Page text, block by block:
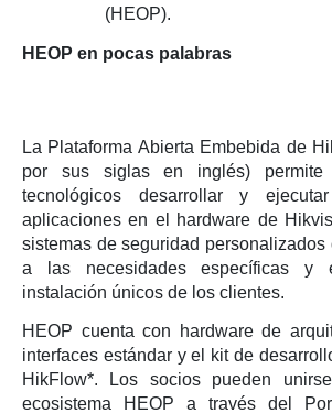
(HEOP).
HEOP en pocas palabras
La Plataforma Abierta Embebida de
por sus siglas en inglés)
tecnológicos desarrollar y
aplicaciones en el hardware de
sistemas de seguridad personalizados
a las necesidades específicas y
instalación únicos de los clientes.
HEOP cuenta con hardware de
interfaces estándar y el kit de
HikFlow*. Los socios pueden
ecosistema HEOP a través del